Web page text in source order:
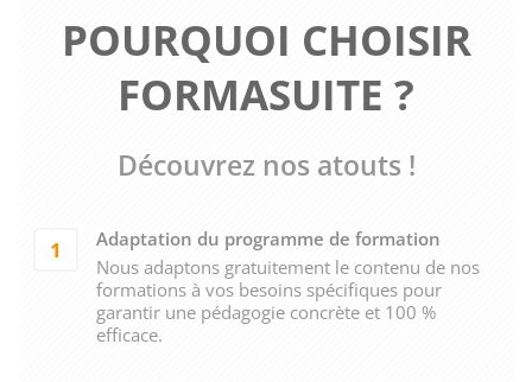
POURQUOI CHOISIR
FORMASUITE ?
Découvrez nos atouts !
1
Adaptation du programme de formation
Nous adaptons gratuitement le contenu de nos
formations à vos besoins spécifiques pour
garantir une pédagogie concrète et 100 %
efficace.